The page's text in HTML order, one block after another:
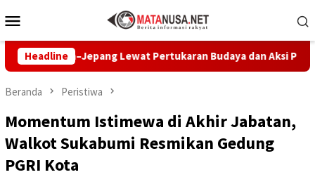
ke
Mobile
Headline Lewat Pertukaran Budaya dan Aksi Peduli
Beranda Peristiwa
Momentum Istimewa di Akhir Jabatan,
Walkot Sukabumi Resmikan Gedung
PGRI Kota